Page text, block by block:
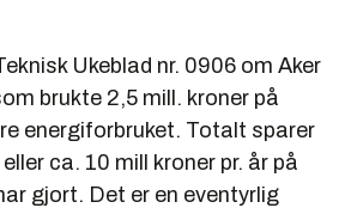
Ukeblad nr. 0906 om Aker
brukte 2,5 mill. kroner på
energiforbruket. Totalt sparer
ca. 10 mill kroner pr. år på
gjort. Det er en eventyrlig